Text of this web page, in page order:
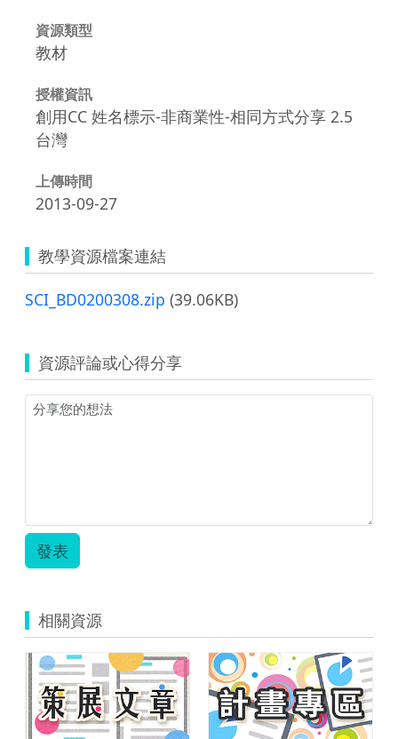
資源類型
教材
授權資訊
創用CC 姓名標示-非商業性-相同方式分享 2.5
台灣
上傳時間
2013-09-27
教學資源檔案連結
SCI_BD0200308.zip (39.06KB)
資源評論或心得分享
發表
相關資源